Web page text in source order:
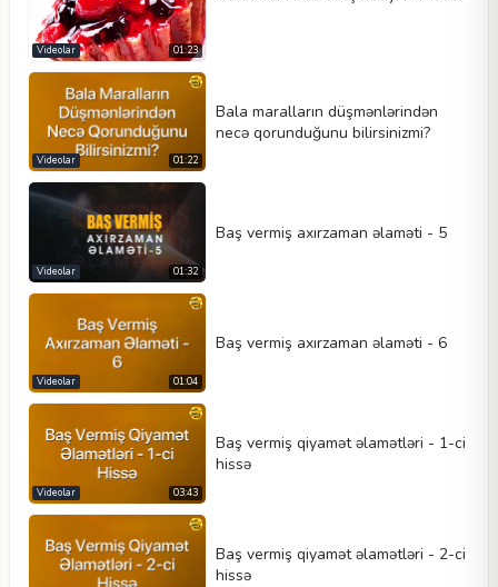
01:23
Videolar
01:22
Videolar
Bala maralların düşmənlərindən
necə qorunduğunu bilirsinizmi?
01:32
Videolar
Baş vermiş axırzaman əlaməti - 5
01:04
Videolar
Baş vermiş axırzaman əlaməti - 6
03:43
Videolar
Baş vermiş qiyamət əlamətləri - 1-ci
hissə
Baş vermiş qiyamət əlamətləri - 2-ci
hissə